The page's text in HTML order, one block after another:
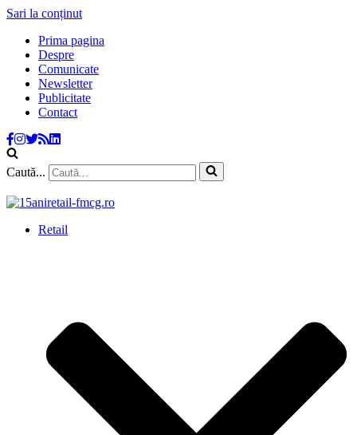
Sari la conținut
Prima pagina
Despre
Comunicate
Newsletter
Publicitate
Contact
Caută...
Retail